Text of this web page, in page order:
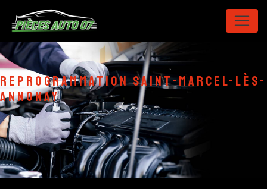
Panneau de gestion des cookies
reprogrammation Saint-Marcel-lès-
Annonay